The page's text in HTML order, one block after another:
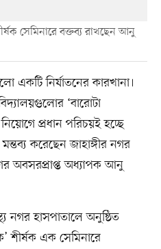
সেমিনারে বক্তব্য রাখছেন আনু
একটি নির্যাতনের কারখানা।
‘বারোটা
প্রধান পরিচয়ই হচ্ছে
করেছেন জাহাঙ্গীর নগর
অবসরপ্রাপ্ত অধ্যাপক আনু
নগর হাসপাতালে অনুষ্ঠিত
শীর্ষক এক সেমিনারে